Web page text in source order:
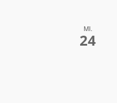
MI.
24